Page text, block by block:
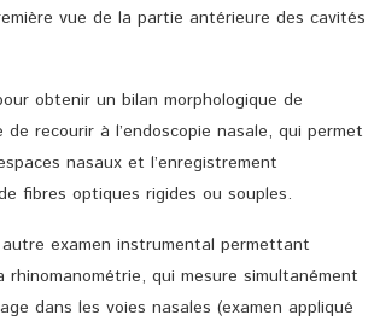
vue de la partie antérieure des cavités
obtenir un bilan morphologique de
recourir à l’endoscopie nasale, qui permet
nasaux et l’enregistrement
fibres optiques rigides ou souples.
examen instrumental permettant
qui mesure simultanément
dans les voies nasales (examen appliqué